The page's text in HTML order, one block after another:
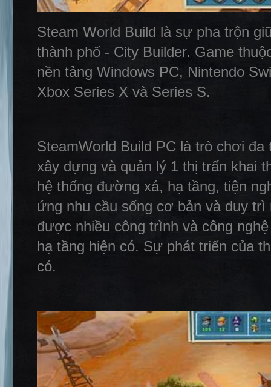
Steam World Build là sự pha trộn
thành phố - City Builder. Game
nền tảng Windows PC, Nintendo
Xbox Series X và Series S.
SteamWorld Build PC là trò chơi
xây dựng và quản lý 1 thị trấn khai
hệ thống đường xá, hạ tầng, tiện
ứng nhu cầu sống cơ bản và duy
được nhiều công trình và công
hạ tầng hiện có. Sự phát triển của
có.